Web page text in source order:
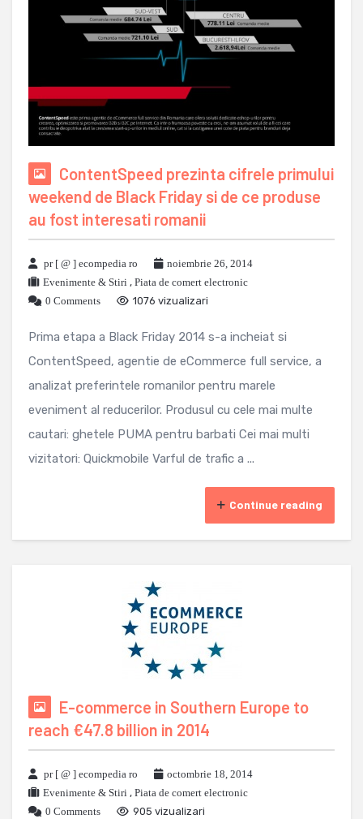
ContentSpeed prezinta cifrele primului
weekend de Black Friday si de ce produse
au fost interesati romanii
pr [ @ ] ecompedia ro
noiembrie 26, 2014
Evenimente & Stiri , Piata de comert electronic
0 Comments
1076 vizualizari
Prima etapa a Black Friday 2014 s-a incheiat si
ContentSpeed, agentie de eCommerce full service, a
analizat preferintele romanilor pentru marele
eveniment al reducerilor. Produsul cu cele mai multe
cautari: ghetele PUMA pentru barbati Cei mai multi
vizitatori: Quickmobile Varful de trafic a ...
Continue reading
E-commerce in Southern Europe to
reach €47.8 billion in 2014
pr [ @ ] ecompedia ro
octombrie 18, 2014
Evenimente & Stiri , Piata de comert electronic
0 Comments
905 vizualizari